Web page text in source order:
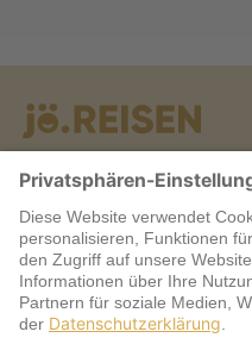
Warum jö?
Service